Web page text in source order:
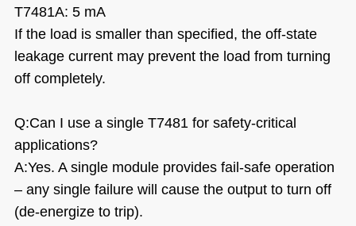
T7481A: 5 mA
If the load is smaller than specified, the off-state
leakage current may prevent the load from turning
off completely.
Q:Can I use a single T7481 for safety-critical
applications?
A:Yes. A single module provides fail-safe operation
– any single failure will cause the output to turn off
(de-energize to trip).